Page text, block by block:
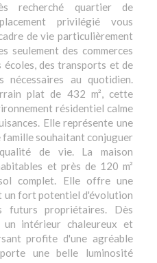
recherché quartier de
privilégié vous
de vie particulièrement
seulement des commerces
écoles, des transports et de
nécessaires au quotidien.
plat de 432 m², cette
résidentiel calme
Elle représente une
souhaitant conjuguer
de vie. La maison
et près de 120 m²
complet. Elle offre une
fort potentiel d'évolution
futurs propriétaires. Dès
un intérieur chaleureux et
profite d'une agréable
une belle luminosité